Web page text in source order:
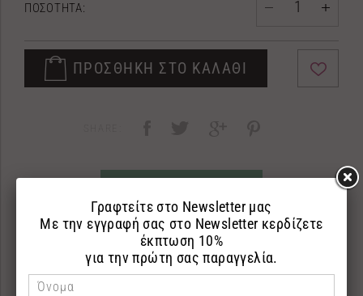
ΠΟΣΟΤΗΤΑ:
ΠΡΟΣΘΗΚΗ ΣΤΟ ΚΑΛΑΘΙ
ΠΕΡΙΓΡΑΦΗ
ΕΠΙΣΤΡΟΦΕΣ